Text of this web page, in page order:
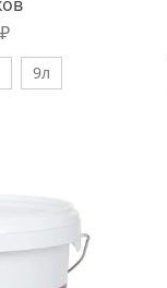
₽
9л